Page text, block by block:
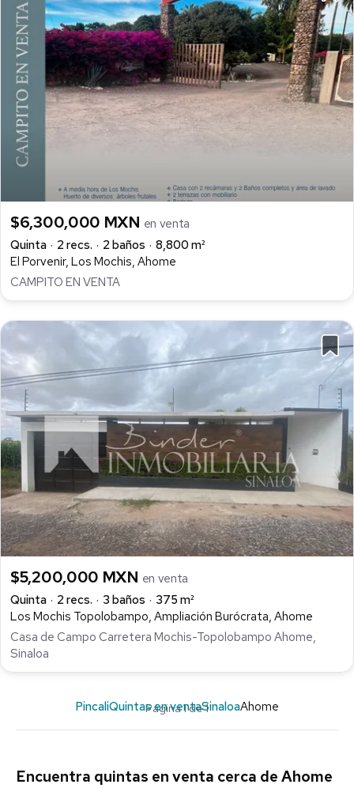
$6,300,000 MXN en venta
Quinta
2 recs. 2 baños
8,800 m²
El Porvenir, Los Mochis, Ahome
CAMPITO EN VENTA
$5,200,000 MXN en venta
Quinta
2 recs. 3 baños
375 m²
Los Mochis Topolobampo, Ampliación Burócrata, Ahome
Casa de Campo Carretera Mochis-Topolobampo Ahome,
Sinaloa
Página 1 de 1
PincaliQuintas en ventaSinaloaAhome
Encuentra quintas en venta cerca de Ahome